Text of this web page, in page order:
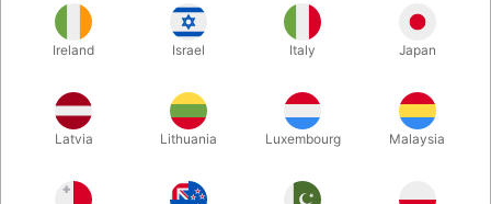
Forstør
Ireland Israel Italy Japan
Latvia Lithuania Luxembourg Malaysia